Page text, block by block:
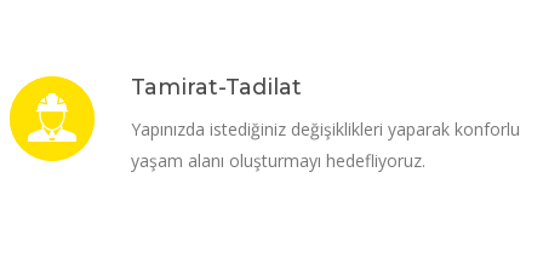
Tamirat-Tadilat
Yapınızda istediğiniz değişiklikleri yaparak konforlu
yaşam alanı oluşturmayı hedefliyoruz.